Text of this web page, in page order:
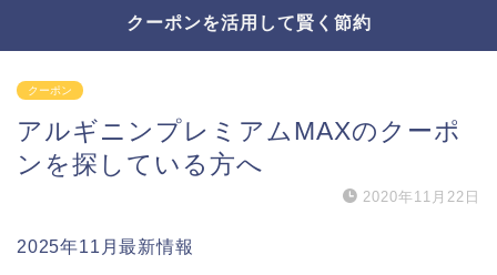
クーポンを活用して賢く節約
クーポン
アルギニンプレミアムMAXのクーポ
ンを探している方へ
2020年11月22日
2025年11月最新情報